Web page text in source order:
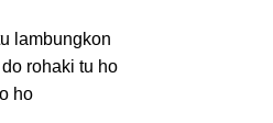
lambungkon
rohaki tu ho
ho